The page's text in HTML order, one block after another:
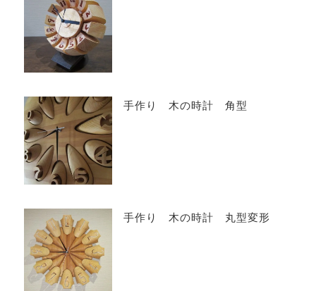
手作り 木の時計 角型
手作り 木の時計 丸型変形